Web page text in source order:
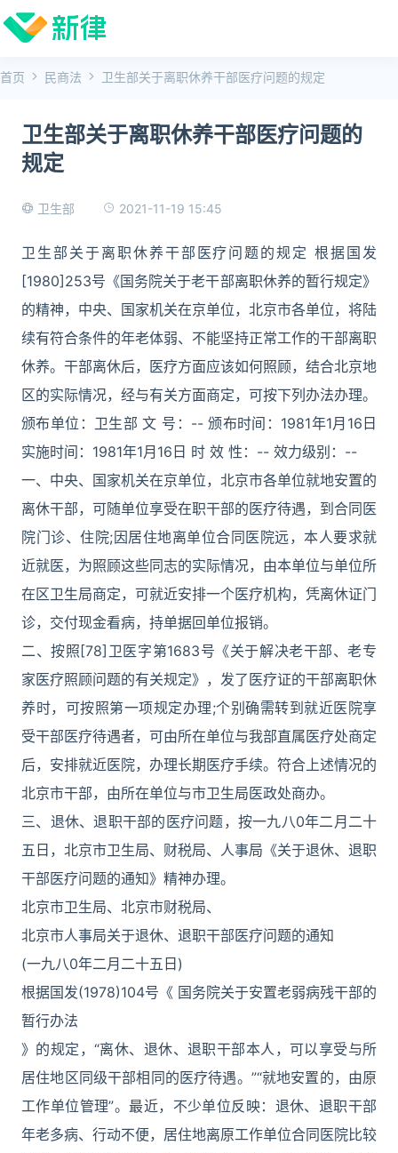
首页 民商法 卫生部关于离职休养干部医疗问题的规定
卫生部关于离职休养干部医疗问题的
规定
卫生部 2021-11-19 15:45
卫生部关于离职休养干部医疗问题的规定 根据国发
[1980]253号《国务院关于老干部离职休养的暂行规定》
的精神，中央、国家机关在京单位，北京市各单位，将陆
续有符合条件的年老体弱、不能坚持正常工作的干部离职
休养。干部离休后，医疗方面应该如何照顾，结合北京地
区的实际情况，经与有关方面商定，可按下列办法办理。
颁布单位：卫生部 文 号：-- 颁布时间：1981年1月16日
实施时间：1981年1月16日 时 效 性：-- 效力级别：--
一、中央、国家机关在京单位，北京市各单位就地安置的
离休干部，可随单位享受在职干部的医疗待遇，到合同医
院门诊、住院;因居住地离单位合同医院远，本人要求就
近就医，为照顾这些同志的实际情况，由本单位与单位所
在区卫生局商定，可就近安排一个医疗机构，凭离休证门
诊，交付现金看病，持单据回单位报销。
二、按照[78]卫医字第1683号《关于解决老干部、老专
家医疗照顾问题的有关规定》，发了医疗证的干部离职休
养时，可按照第一项规定办理;个别确需转到就近医院享
受干部医疗待遇者，可由所在单位与我部直属医疗处商定
后，安排就近医院，办理长期医疗手续。符合上述情况的
北京市干部，由所在单位与市卫生局医政处商办。
三、退休、退职干部的医疗问题，按一九八0年二月二十
五日，北京市卫生局、财税局、人事局《关于退休、退职
干部医疗问题的通知》精神办理。
北京市卫生局、北京市财税局、
北京市人事局关于退休、退职干部医疗问题的通知
(一九八0年二月二十五日)
根据国发(1978)104号《 国务院关于安置老弱病残干部的
暂行办法
》的规定，“离休、退休、退职干部本人，可以享受与所
居住地区同级干部相同的医疗待遇。”“就地安置的，由原
工作单位管理”。最近，不少单位反映：退休、退职干部
年老多病、行动不便，居住地离原工作单位合同医院比较